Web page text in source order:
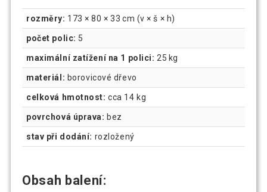
rozměry: 173 × 80 × 33 cm (v × š × h)
počet polic: 5
maximální zatížení na 1 polici: 25 kg
materiál: borovicové dřevo
celková hmotnost: cca 14 kg
povrchová úprava: bez
stav při dodání: rozložený
Obsah balení: